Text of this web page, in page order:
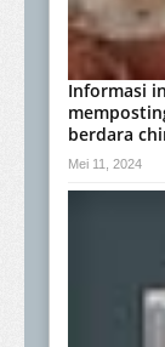
Informasi
berdara
Mei 11, 2024